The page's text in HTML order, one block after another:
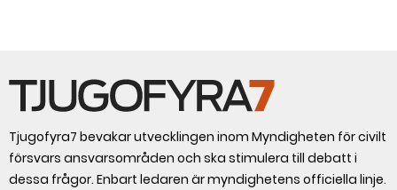
Tjugofyra7 bevakar utvecklingen inom Myndigheten för civilt
försvars ansvarsområden och ska stimulera till debatt i
dessa frågor. Enbart ledaren är myndighetens officiella linje.